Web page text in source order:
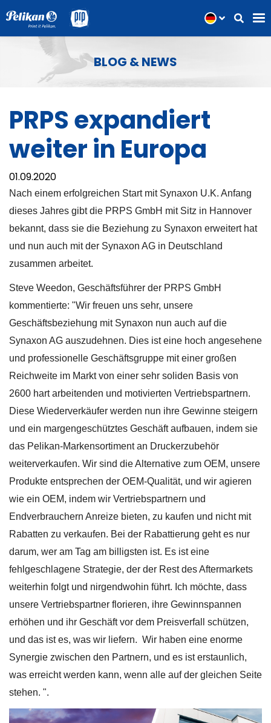
BLOG & NEWS
PRPS expandiert
weiter in Europa
01.09.2020
Nach einem erfolgreichen Start mit Synaxon U.K. Anfang
dieses Jahres gibt die PRPS GmbH mit Sitz in Hannover
bekannt, dass sie die Beziehung zu Synaxon erweitert hat
und nun auch mit der Synaxon AG in Deutschland
zusammen arbeitet.
Steve Weedon, Geschäftsführer der PRPS GmbH
kommentierte: "Wir freuen uns sehr, unsere
Geschäftsbeziehung mit Synaxon nun auch auf die
Synaxon AG auszudehnen. Dies ist eine hoch angesehene
und professionelle Geschäftsgruppe mit einer großen
Reichweite im Markt von einer sehr soliden Basis von
2600 hart arbeitenden und motivierten Vertriebspartnern.
Diese Wiederverkäufer werden nun ihre Gewinne steigern
und ein margengeschütztes Geschäft aufbauen, indem sie
das Pelikan-Markensortiment an Druckerzubehör
weiterverkaufen. Wir sind die Alternative zum OEM, unsere
Produkte entsprechen der OEM-Qualität, und wir agieren
wie ein OEM, indem wir Vertriebspartnern und
Endverbrauchern Anreize bieten, zu kaufen und nicht mit
Rabatten zu verkaufen. Bei der Rabattierung geht es nur
darum, wer am Tag am billigsten ist. Es ist eine
fehlgeschlagene Strategie, der der Rest des Aftermarkets
weiterhin folgt und nirgendwohin führt. Ich möchte, dass
unsere Vertriebspartner florieren, ihre Gewinnspannen
erhöhen und ihr Geschäft vor dem Preisverfall schützen,
und das ist es, was wir liefern. Wir haben eine enorme
Synergie zwischen den Partnern, und es ist erstaunlich,
was erreicht werden kann, wenn alle auf der gleichen Seite
stehen. ".